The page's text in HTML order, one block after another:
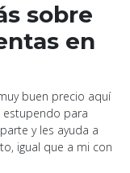
sobre
en
buen precio aquí
estupendo para
y les ayuda a
igual que a mi con